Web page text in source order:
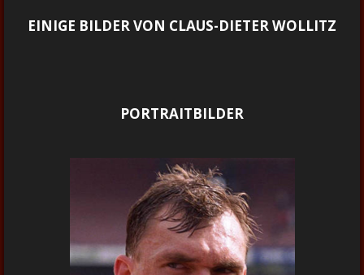
EINIGE BILDER VON CLAUS-DIETER WOLLITZ
PORTRAITBILDER